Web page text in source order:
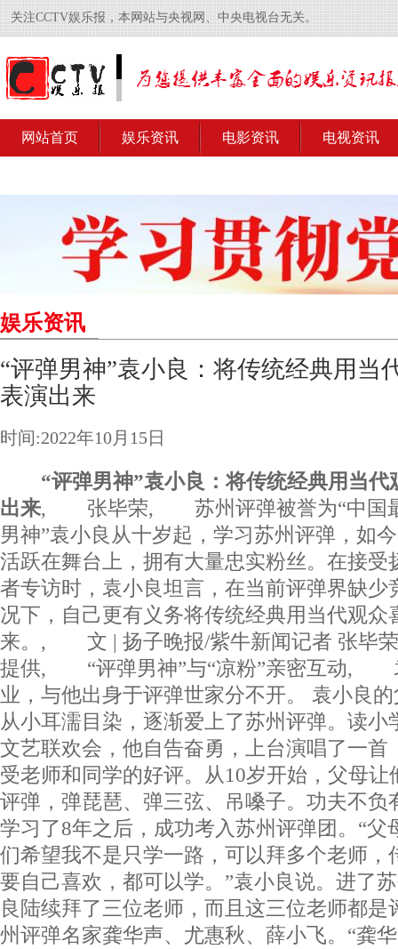
关注CCTV娱乐报，本网站与央视网、中央电视台无关。
网站首页 娱乐资讯 电影资讯 电视资讯
娱乐资讯
“评弹男神”袁小良：将传统经典用当
表演出来
时间:2022年10月15日
“评弹男神”袁小良：将传统经典用当
出来, 张毕荣, 苏州评弹被誉为“中国最
男神”袁小良从十岁起，学习苏州评弹，如
活跃在舞台上，拥有大量忠实粉丝。在接受
者专访时，袁小良坦言，在当前评弹界缺少
况下，自己更有义务将传统经典用当代观众
来。, 文 | 扬子晚报/紫牛新闻记者 张
提供, “评弹男神”与“凉粉”亲密互动,
业，与他出身于评弹世家分不开。 袁小良
从小耳濡目染，逐渐爱上了苏州评弹。读小
文艺联欢会，他自告奋勇，上台演唱了一首
受老师和同学的好评。从10岁开始，父母
评弹，弹琵琶、弹三弦、吊嗓子。功夫不负
学习了8年之后，成功考入苏州评弹团。“父
们希望我不是只学一路，可以拜多个老师，
要自己喜欢，都可以学。”袁小良说。进了
良陆续拜了三位老师，而且这三位老师都是
州评弹名家龚华声、尤惠秋、薛小飞。“龚